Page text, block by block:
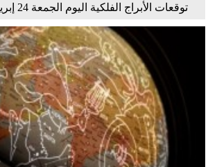
توقعات الأبراج الفلكية اليوم الجمعة 24 إبريل / نيسان 2026